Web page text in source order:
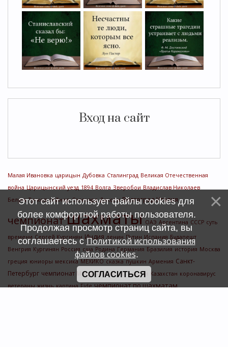
Вход на сайт
Малая Ивановка царицын Дубовка Сталинград Великая Отечественная
война Царицынский уезд 1894 Волга Зверобои Владислав Николаев
Белуха Тучков сейнер Салехард Диксон Волгоград Италия
чемпионатшахматы ОАЭ Аргентина СССР суть
времени Сергей Кургинян Индия ленин Путин Испания Будапешт
Венгрия Кургинян Россия сша Родина Германия Бразилия история Москва
греция юниоры мексика МЕХИКО сказка пушкин Армения Санкт-
Петербург чемпионат Мира чемпионат россии Казахстан коронавирус
ветераны жизнь картина Fide чемпионат по шахматам
Этот сайт использует файлы cookies для
более комфортной работы пользователя.
Продолжая просмотр страниц сайта, вы
соглашаетесь сПолитикой использования
файлов cookies.
СОГЛАСИТЬСЯ